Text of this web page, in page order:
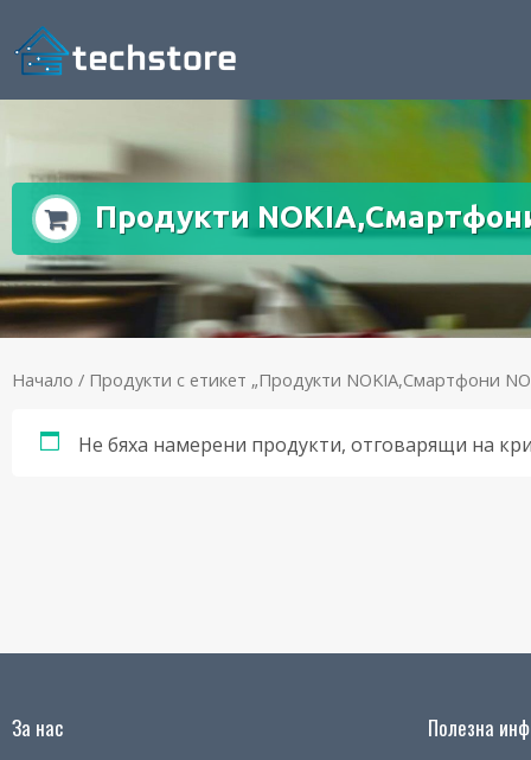
Продукти
Начало / Продукти с етикет „Продукти NOKIA,Смартфони
Не бяха намерени продукти, отговарящи на
За нас Полезна